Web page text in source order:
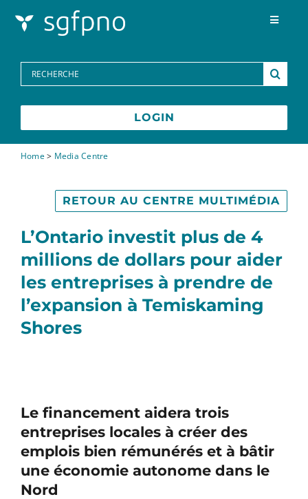
Toggle
FAQs
Contactez-nous
English
Search
for:
LOGIN
Home> Media Centre
L’Ontario investit plus de 4
millions de dollars pour aider
les entreprises à prendre de
l’expansion à Temiskaming
Shores
RETOUR AU CENTRE MULTIMÉDIA
Le financement aidera trois
entreprises locales à créer des
emplois bien rémunérés et à bâtir
une économie autonome dans le
Nord